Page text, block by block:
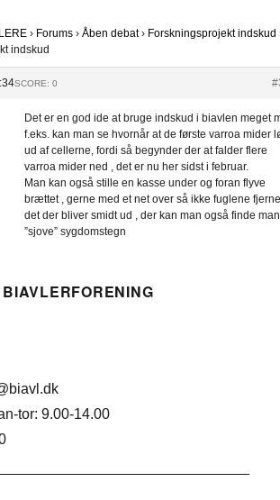
› Forums › Åben debat › Forskningsprojekt indskud
indskud
SCORE: 0
Det er en god ide at bruge indskud i biavlen meget
f.eks. kan man se hvornår at de første varroa mider
ud af cellerne, fordi så begynder der at falder flere
varroa mider ned , det er nu her sidst i februar.
Man kan også stille en kasse under og foran flyve
brættet , gerne med et net over så ikke fuglene
det der bliver smidt ud , der kan man også finde
”sjove” sygdomstegn
tor: 9.00-14.00